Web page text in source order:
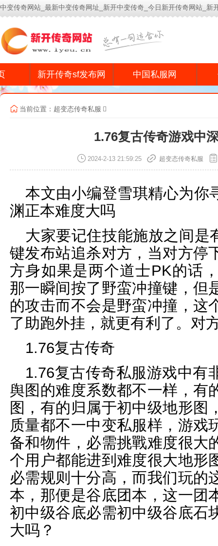
中变传奇网站_最新中变传奇网址_新开中变传奇_今日新开传奇网站_新
新开传奇sf发布网 中国私服网
当前位置： 超变态传奇私服
1.76复古传奇游戏中
2024-2-13 21:59:25 超变态传奇私服
本文由小编登雪琪精心为你
渊正本难度大吗
大家要记住技能施放之间是
键发布站追杀对方，当对方停
方身如果是两个道士PK的话
那一瞬间按了野蛮冲撞键，但
的攻击而不会是野蛮冲撞，这
了助跑外挂，就更有利了。对
1.76复古传奇
1.76复古传奇私服游戏中有
舆图的难度系数都不一样，有
图，有的归属于初中级地形图
质量都不一中变私服样，游戏
备和物件，必需挑戰难度很大
个用户都能进到难度很大地形
必需规则十分高，而我们玩的
本，那便是谷底团本，这一团
初中级谷底必需初中级谷底石
大吗？